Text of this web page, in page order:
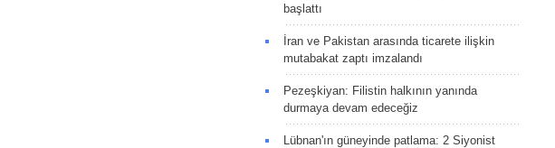
başlattı
İran ve Pakistan arasında ticarete ilişkin
mutabakat zaptı imzalandı
Pezeşkiyan: Filistin halkının yanında
durmaya devam edeceğiz
Lübnan'ın güneyinde patlama: 2 Siyonist